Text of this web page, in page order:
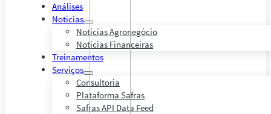
Análises
Notícias
Notícias Agronegócio
Notícias Financeiras
Treinamentos
Serviços
Consultoria
Plataforma Safras
Safras API Data Feed